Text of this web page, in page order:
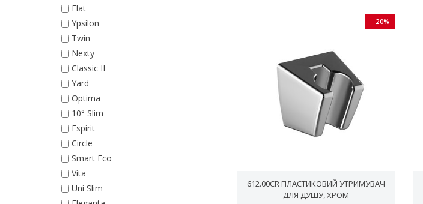
Flat
Ypsilon
Twin
Nexty
Classic II
Yard
Optima
10° Slim
Espirit
Circle
Smart Eco
Vita
Uni Slim
− 20%
612.00CR ПЛАСТИКОВИЙ УТРИМУВАЧ
ДЛЯ ДУШУ, ХРОМ